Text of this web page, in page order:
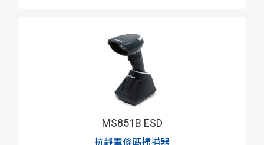
MS851B ESD
抗靜電條碼掃描器